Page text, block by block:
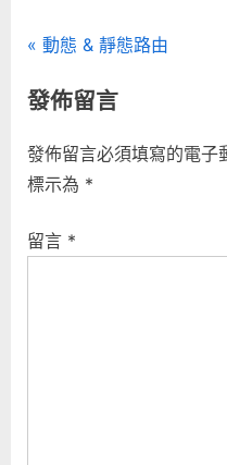
文
章
導
覽
P
e
i
o
s
動態 & 靜態路由
發佈留言
發佈留言必須填寫的電子
標示為 *
留言 *